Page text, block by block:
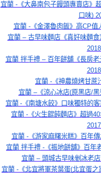
宜蘭 -《大鼻南包子饅頭專賣店》
口味)
宜蘭 -《金澤魯肉飯》高CP
宜蘭 – 古早味麵店《真好味麵
宜蘭 拌手禮 – 百年餅舖《長房
宜蘭 -《神農燒烤甘蔗
宜蘭 –《涼心冰店(原黑店/黑
宜蘭 -《南塘水餃》口味獨特的
宜蘭 -《火生餛飩麵店》超過
宜蘭 -《游家麻糬米糕》百年
宜蘭 拌手禮 -《振地餅舖》百年
宜蘭 – 頭城古早味剉冰老
宜蘭 -《北宜將軍茶葉蛋(北宜蛋